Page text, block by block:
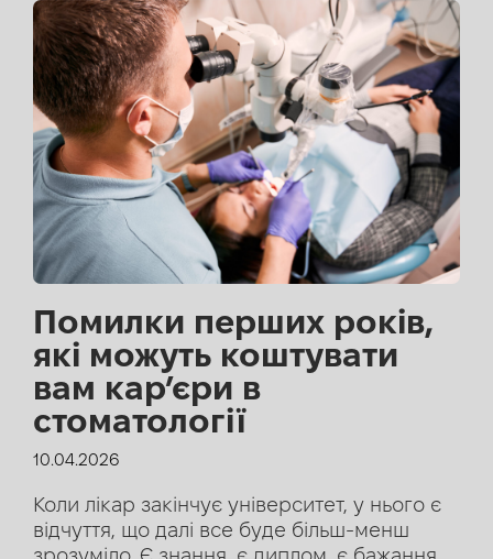
Помилки перших років,
які можуть коштувати
вам кар’єри в
стоматології
10.04.2026
Коли лікар закінчує університет, у нього є
відчуття, що далі все буде більш-менш